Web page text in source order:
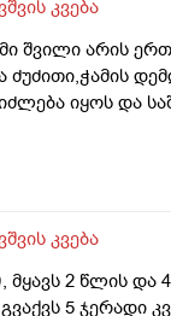
კვება
შვილი არის
ძუძითი,ჭამის
იყოს და
კვება
2 წლის და
5 ჯერადი